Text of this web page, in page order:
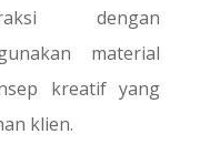
dengan
material
kreatif yang
klien.